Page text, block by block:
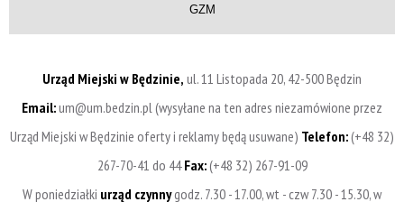
GZM
Urząd Miejski w Będzinie, ul. 11 Listopada 20, 42-500 Będzin
Email:um@um.bedzin.pl (wysyłane na ten adres niezamówione przez
Urząd Miejski w Będzinie oferty i reklamy będą usuwane) Telefon:(+48 32)
267-70-41 do 44Fax:(+48 32) 267-91-09
W poniedziałki urząd czynnygodz. 7.30 - 17.00, wt - czw 7.30 - 15.30, w